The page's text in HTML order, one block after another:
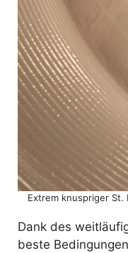
Extrem knuspriger
Dank des
beste